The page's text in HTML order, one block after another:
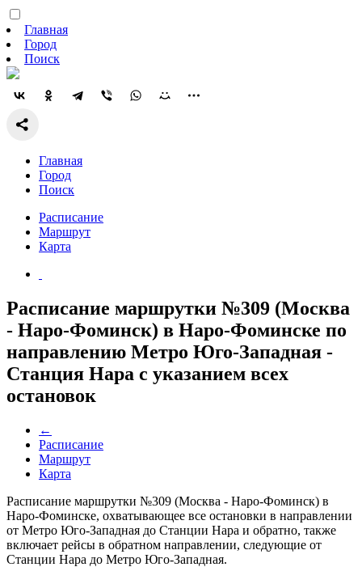
Главная
Город
Поиск
Главная
Город
Поиск
Расписание
Маршрут
Карта
Расписание маршрутки №309 (Москва
- Наро-Фоминск) в Наро-Фоминске по
направлению Метро Юго-Западная -
Станция Нара с указанием всех
остановок
←
Расписание
Маршрут
Карта
Расписание маршрутки №309 (Москва - Наро-Фоминск) в
Наро-Фоминске, охватывающее все остановки в направлении
от Метро Юго-Западная до Станции Нара и обратно, также
включает рейсы в обратном направлении, следующие от
Станции Нара до Метро Юго-Западная.